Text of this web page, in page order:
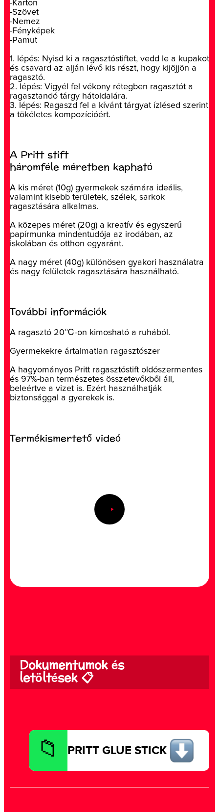
-Karton
-Szövet
-Nemez
-Fényképek
-Pamut
1. lépés: Nyisd ki a ragasztóstiftet, vedd le a kupakot
és csavard az alján lévő kis részt, hogy kijöjjön a
ragasztó.
2. lépés: Vigyél fel vékony rétegben ragasztót a
ragasztandó tárgy hátoldalára.
3. lépés: Ragaszd fel a kívánt tárgyat ízlésed szerint
a tökéletes kompozícióért.
A Pritt stift
háromféle méretben kapható
A kis méret (10g) gyermekek számára ideális,
valamint kisebb területek, szélek, sarkok
ragasztására alkalmas.
A közepes méret (20g) a kreatív és egyszerű
papírmunka mindentudója az irodában, az
iskolában és otthon egyaránt.
A nagy méret (40g) különösen gyakori használatra
és nagy felületek ragasztására használható.
További információk
A ragasztó 20℃-on kimosható a ruhából.
Gyermekekre ártalmatlan ragasztószer
A hagyományos Pritt ragasztóstift oldószermentes
és 97%-ban természetes összetevőkből áll,
beleértve a vizet is. Ezért használhatják
biztonsággal a gyerekek is.
Termékismertető videó
Dokumentumok és
letöltések 📋
PRITT GLUE STICK